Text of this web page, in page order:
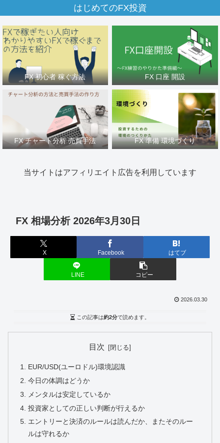
はじめてのFX投資
FX 初心者 稼ぐ方法 FX 口座 開設
FX チャート分析 売買手法 FX 準備 環境づくり
当サイトはアフィリエイト広告を利用しています
FX 相場分析 2026年3月30日
X Facebook はてブ
LINE コピー
2026.03.30
この記事は約2分で読めます。
目次
EUR/USD(ユーロドル)環境認識
今日の体調はどうか
メンタルは安定しているか
投資家としての正しい判断が行えるか
エントリーと決済のルールは読んだか、またそのルー
ルは守れるか